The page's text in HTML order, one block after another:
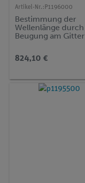
Artikel-Nr.: P1196000
Bestimmung der
Wellenlänge durch
Beugung am Gitter
824,10 €